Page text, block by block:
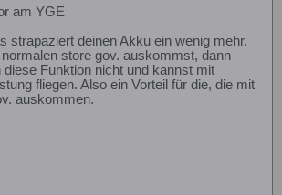
am YGE
strapaziert deinen Akku ein wenig mehr.
store gov. auskommst, dann
diese Funktion nicht und kannst mit
fliegen. Also ein Vorteil für die, die mit
auskommen.